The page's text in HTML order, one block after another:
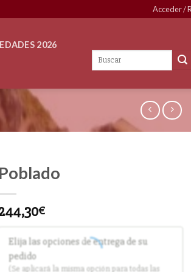
Acceder /
2026
Poblado
€
Elija las opciones de entrega de su
pedido
(Se aplicará la misma opción para todas las